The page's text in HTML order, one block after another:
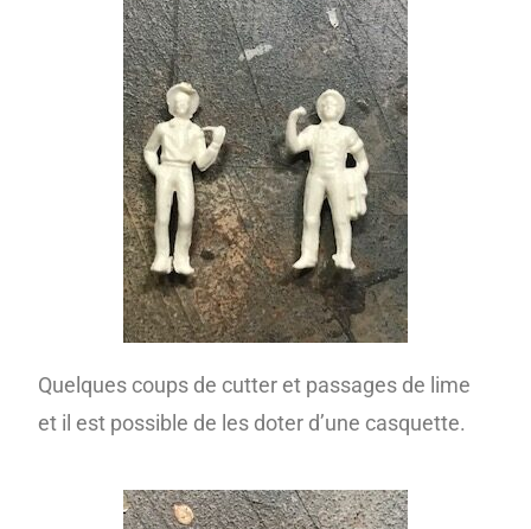
Quelques coups de cutter et passages de lime
et il est possible de les doter d’une casquette.